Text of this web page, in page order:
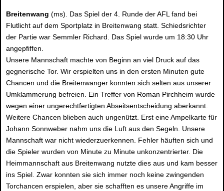
Breitenwang (ms). Das Spiel der 4. Runde der AFL fand bei
Flutlicht auf dem Sportplatz in Breitenwang statt. Schiedsrichter
der Partie war Semmler Richard. Das Spiel wurde um 18:30 Uhr
angepfiffen.
Unsere Mannschaft machte von Beginn an viel Druck auf das
gegnerische Tor. Wir erspielten uns in den ersten Minuten gute
Chancen und die Breitenwanger konnten sich selten aus unserer
Umklammerung befreien. Ein Treffer von Roman Pirchheim wurde
wegen einer ungerechtfertigten Abseitsentscheidung aberkannt.
Weitere Chancen blieben auch ungenützt. Erst eine Ampelkarte für
Johann Sonnweber nahm uns die Luft aus den Segeln. Unsere
Mannschaft war nicht wiederzuerkennen. Fehler häuften sich und
die Spieler wurden von Minute zu Minute unkonzentrierter. Die
Heimmannschaft aus Breitenwang nutzte dies aus und kam besser
ins Spiel. Zwar konnten sie sich immer noch keine zwingenden
Torchancen erspielen, aber sie schafften es unsere Angriffe im